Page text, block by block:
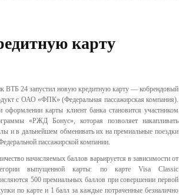
карту
ВТБ 24 запустил новую кредитную карту — кобрендовый
с ОАО «ФПК» (Федеральная пассажирская компания).
оформлении карты клиент банка становится участником
«РЖД Бонус», которая позволяет накапливать
и в дальнейшем обменивать их на премиальные поездки
пассажирской компании.
начисляемых баллов варьируется в зависимости от
выпущенной карты: по карте Visa Classic
500 премиальных баллов при совершении первой
по карте и 1 балл за каждые потраченные безналично